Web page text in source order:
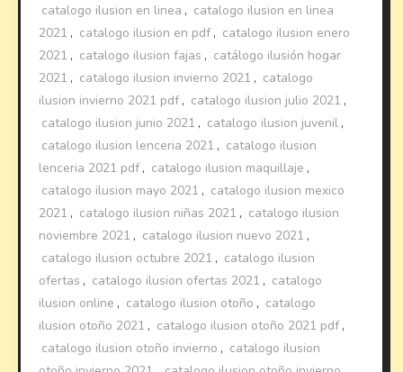
catalogo ilusion en linea , catalogo ilusion en linea
2021 , catalogo ilusion en pdf , catalogo ilusion enero
2021 , catalogo ilusion fajas , catálogo ilusión hogar
2021 , catalogo ilusion invierno 2021 , catalogo
ilusion invierno 2021 pdf , catalogo ilusion julio 2021 ,
catalogo ilusion junio 2021 , catalogo ilusion juvenil ,
catalogo ilusion lenceria 2021 , catalogo ilusion
lenceria 2021 pdf , catalogo ilusion maquillaje ,
catalogo ilusion mayo 2021 , catalogo ilusion mexico
2021 , catalogo ilusion niñas 2021 , catalogo ilusion
noviembre 2021 , catalogo ilusion nuevo 2021 ,
catalogo ilusion octubre 2021 , catalogo ilusion
ofertas , catalogo ilusion ofertas 2021 , catalogo
ilusion online , catalogo ilusion otoño , catalogo
ilusion otoño 2021 , catalogo ilusion otoño 2021 pdf ,
catalogo ilusion otoño invierno , catalogo ilusion